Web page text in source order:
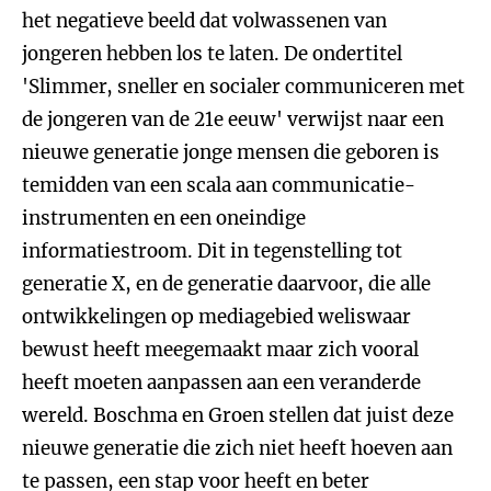
het negatieve beeld dat volwassenen van
jongeren hebben los te laten. De ondertitel
'Slimmer, sneller en socialer communiceren met
de jongeren van de 21e eeuw' verwijst naar een
nieuwe generatie jonge mensen die geboren is
temidden van een scala aan communicatie-
instrumenten en een oneindige
informatiestroom. Dit in tegenstelling tot
generatie X, en de generatie daarvoor, die alle
ontwikkelingen op mediagebied weliswaar
bewust heeft meegemaakt maar zich vooral
heeft moeten aanpassen aan een veranderde
wereld. Boschma en Groen stellen dat juist deze
nieuwe generatie die zich niet heeft hoeven aan
te passen, een stap voor heeft en beter